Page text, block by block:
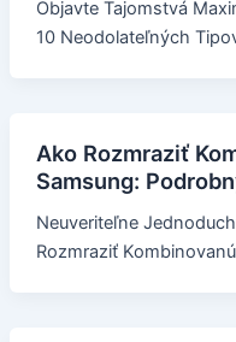
Objavte Tajomstvá
10 Neodolateľných
Ako Rozmraziť
Samsung:
Neuveriteľne
Rozmraziť